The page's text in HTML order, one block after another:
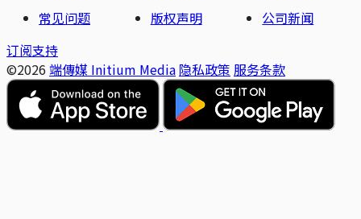
常见问题
版权声明
公司新闻
订阅支持
©2026 端傳媒 Initium Media 隐私政策 服务条款